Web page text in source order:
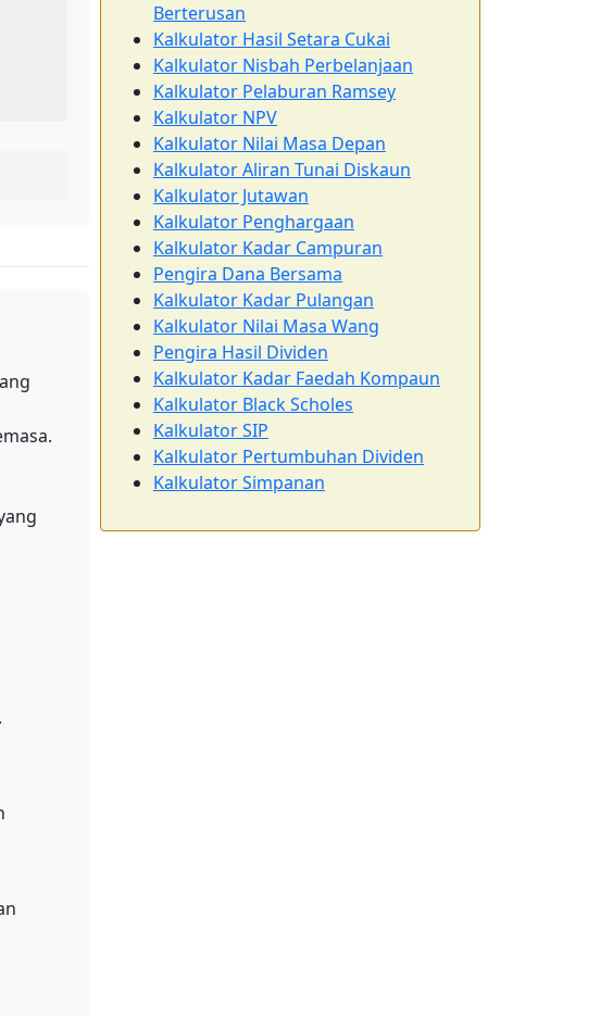
Berterusan
Kalkulator Hasil Setara Cukai
Kalkulator Nisbah Perbelanjaan
Kalkulator Pelaburan Ramsey
Kalkulator NPV
Kalkulator Nilai Masa Depan
Kalkulator Aliran Tunai Diskaun
Kalkulator Jutawan
Kalkulator Penghargaan
Kalkulator Kadar Campuran
Pengira Dana Bersama
Kalkulator Kadar Pulangan
Kalkulator Nilai Masa Wang
Pengira Hasil Dividen
Kalkulator Kadar Faedah Kompaun
Kalkulator Black Scholes
Kalkulator SIP
Kalkulator Pertumbuhan Dividen
Kalkulator Simpanan